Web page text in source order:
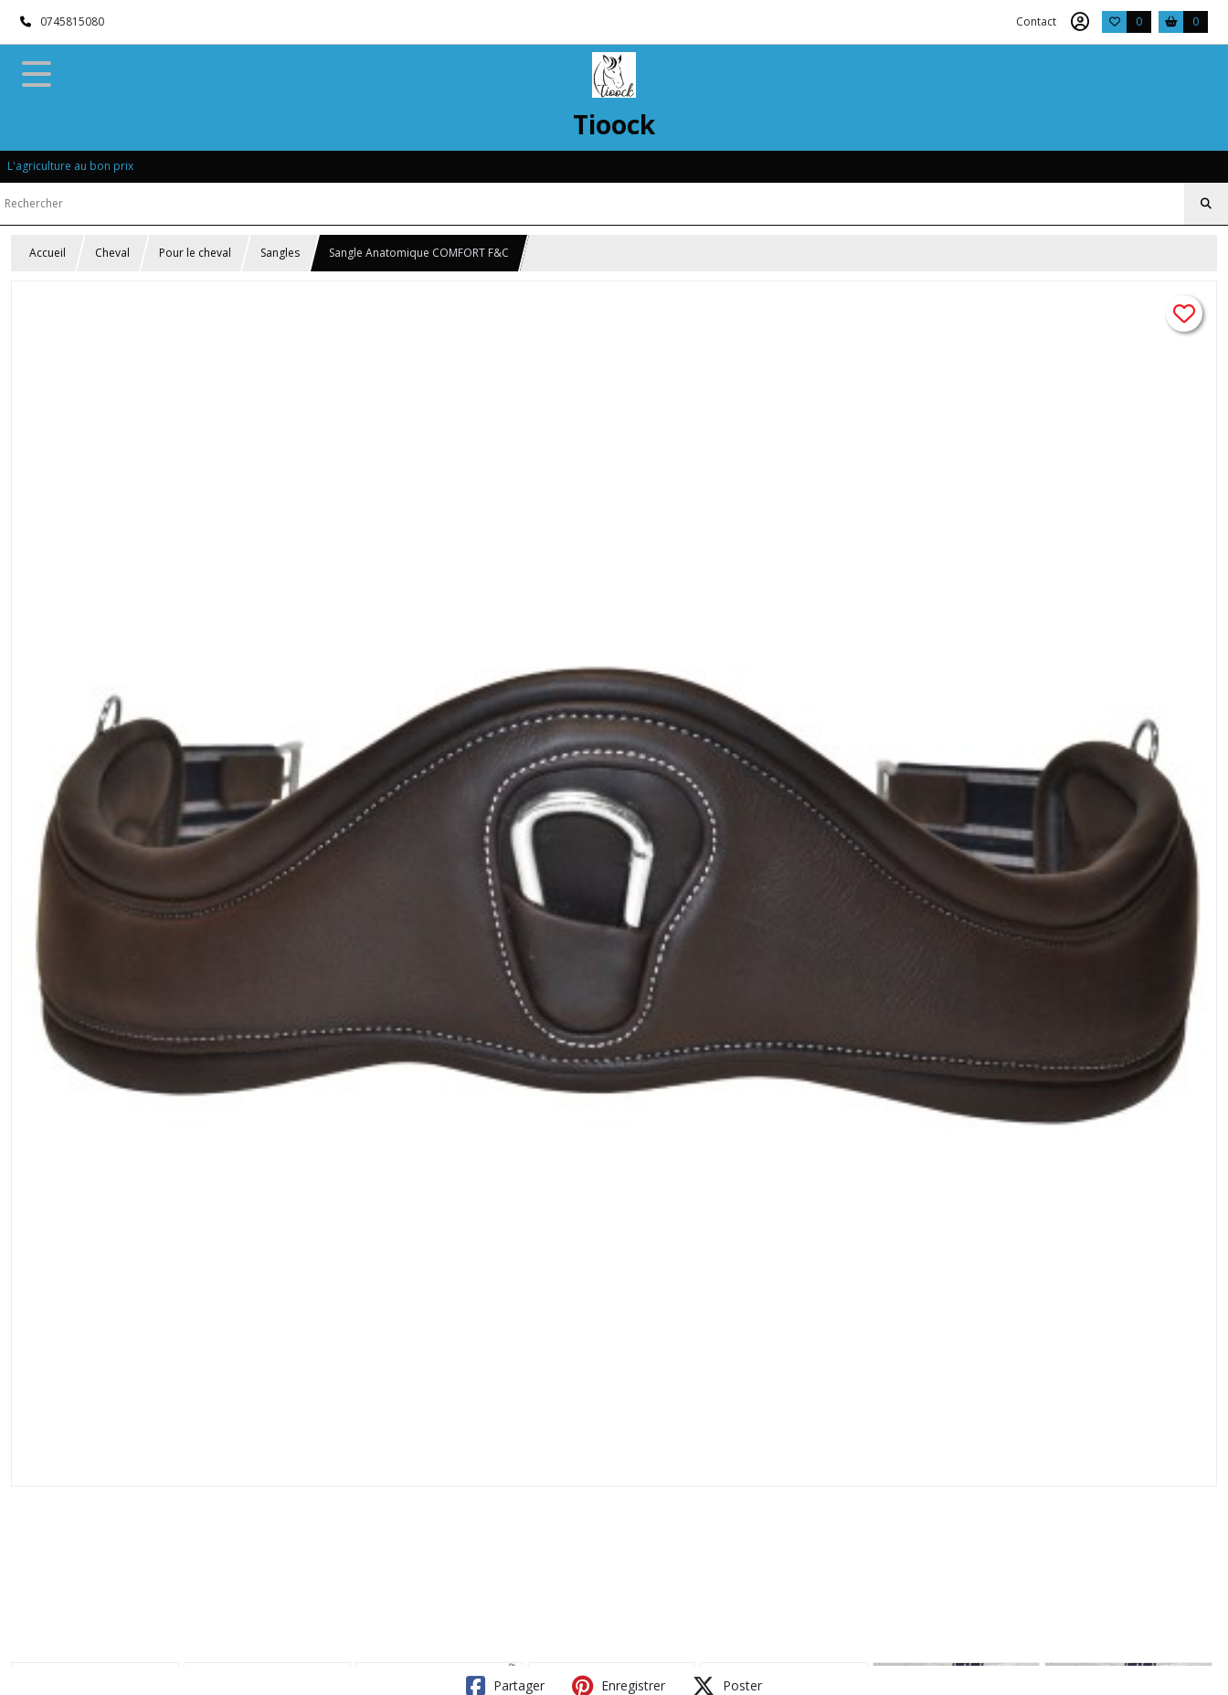
0745815080 Contact 0 0
Tioock
L'agriculture au bon prix
Accueil Cheval Pour le cheval Sangles Sangle Anatomique COMFORT F&C
Partager Enregistrer Poster